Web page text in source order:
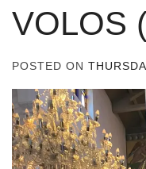
VOLOS
POSTED ON